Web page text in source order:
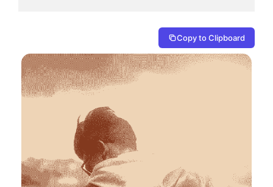
Copy to Clipboard